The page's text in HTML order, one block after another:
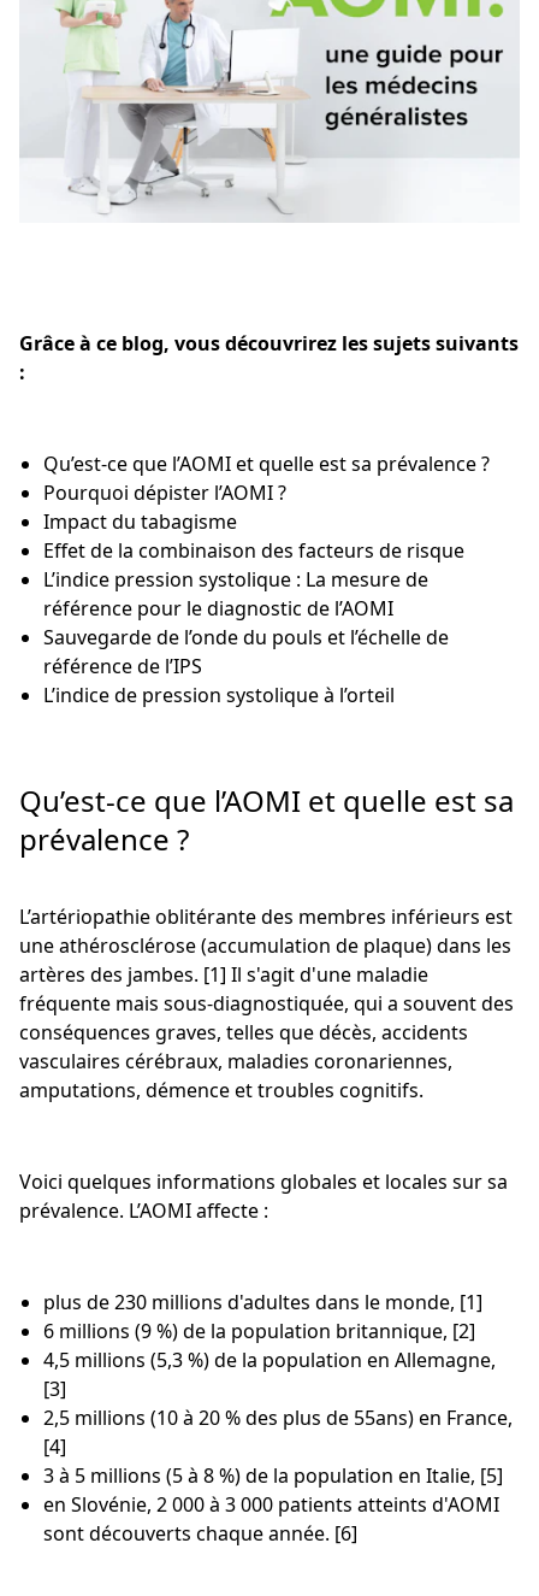
Grâce à ce blog, vous découvrirez les sujets suivants
:
Qu’est-ce que l’AOMI et quelle est sa prévalence ?
Pourquoi dépister l’AOMI ?
Impact du tabagisme
Effet de la combinaison des facteurs de risque
L’indice pression systolique : La mesure de
référence pour le diagnostic de l’AOMI
Sauvegarde de l’onde du pouls et l’échelle de
référence de l’IPS
L’indice de pression systolique à l’orteil
Qu’est-ce que l’AOMI et quelle est sa
prévalence ?
L’artériopathie oblitérante des membres inférieurs est
une athérosclérose (accumulation de plaque) dans les
artères des jambes. [1] Il s'agit d'une maladie
fréquente mais sous-diagnostiquée, qui a souvent des
conséquences graves, telles que décès, accidents
vasculaires cérébraux, maladies coronariennes,
amputations, démence et troubles cognitifs.
Voici quelques informations globales et locales sur sa
prévalence. L’AOMI affecte :
plus de 230 millions d'adultes dans le monde, [1]
6 millions (9 %) de la population britannique, [2]
4,5 millions (5,3 %) de la population en Allemagne,
[3]
2,5 millions (10 à 20 % des plus de 55ans) en France,
[4]
3 à 5 millions (5 à 8 %) de la population en Italie, [5]
en Slovénie, 2 000 à 3 000 patients atteints d'AOMI
sont découverts chaque année. [6]